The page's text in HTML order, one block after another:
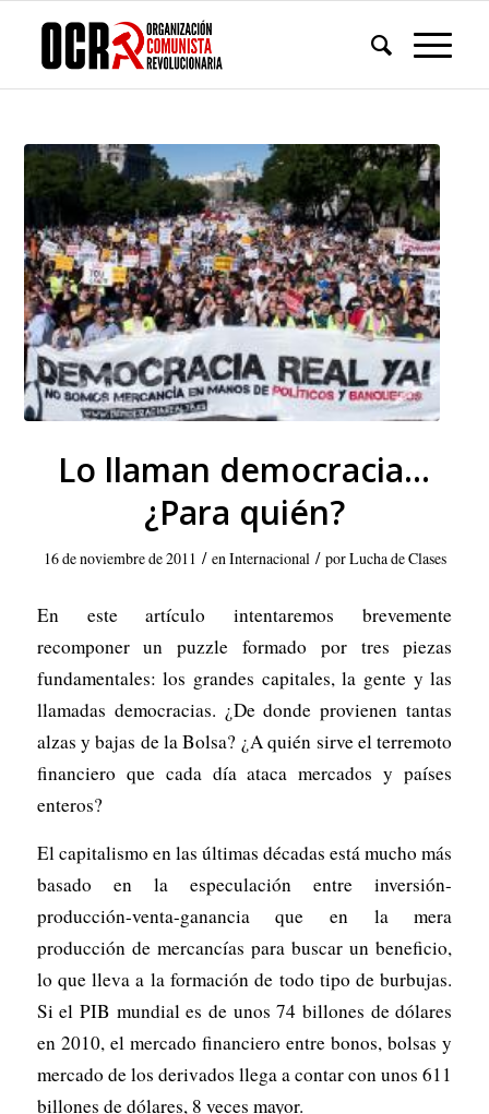
Lo llaman democracia…
¿Para quién?
16 de noviembre de 2011 / enInternacional / porLucha de Clases
En este artículo intentaremos brevemente
recomponer un puzzle formado por tres piezas
fundamentales: los grandes capitales, la gente y las
llamadas democracias. ¿De donde provienen tantas
alzas y bajas de la Bolsa? ¿A quién sirve el terremoto
financiero que cada día ataca mercados y países
enteros?
El capitalismo en las últimas décadas está mucho más
basado en la especulación entre inversión-
producción-venta-ganancia que en la mera
producción de mercancías para buscar un beneficio,
lo que lleva a la formación de todo tipo de burbujas.
Si el PIB mundial es de unos 74 billones de dólares
en 2010, el mercado financiero entre bonos, bolsas y
mercado de los derivados llega a contar con unos 611
billones de dólares, 8 veces mayor.